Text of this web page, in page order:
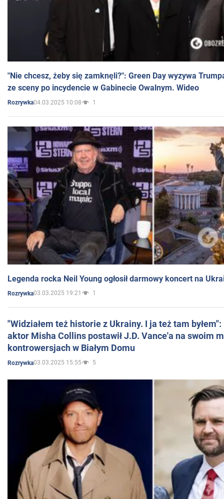
"Nie chcesz, żeby się zamknęli?": Green Day wyzywa
ze sceny po incydencie w Gabinecie Owalnym. Wideo
Rozrywka04.03.2025 10:08 1
Legenda rocka Neil Young ogłosił darmowy koncert na
Rozrywka03.03.2025 19:21 1
"Widziałem też historie z Ukrainy. I ja też tam
aktor Misha Collins postawił J.D. Vance'a na swoim
kontrowersjach w Białym Domu
Rozrywka03.03.2025 15:55 5